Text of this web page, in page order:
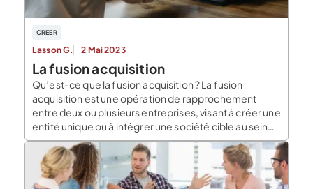
CREER
Lasson G. 2 Mai 2023
La fusion acquisition
Qu’est-ce que la fusion acquisition ? La fusion
acquisition est une opération de rapprochement
entre deux ou plusieurs entreprises, visant à créer une
entité unique ou à intégrer une société cible au sein
d’une entreprise existante. Cette stratégie peut
permettre aux entreprises d’atteindre des objectifs
de croissance, de renforcer leur positionnement sur
un marché ou de […]